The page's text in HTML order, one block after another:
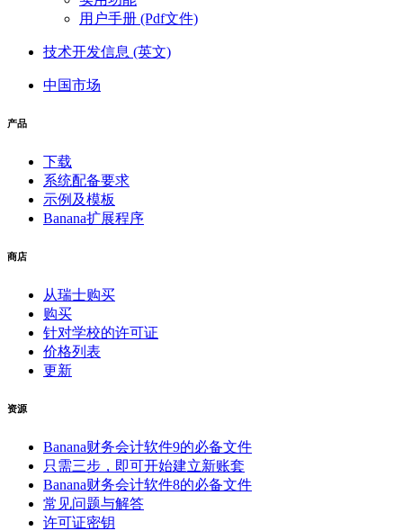
用户手册 (Pdf文件)
技术开发信息 (英文)
中国市场
产品
下载
系统配备要求
示例及模板
Banana扩展程序
商店
从瑞士购买
购买
针对学校的许可证
价格列表
更新
资源
Banana财务会计软件9的必备文件
只需三步，即可开始建立新账套
Banana财务会计软件8的必备文件
常见问题与解答
许可证密钥